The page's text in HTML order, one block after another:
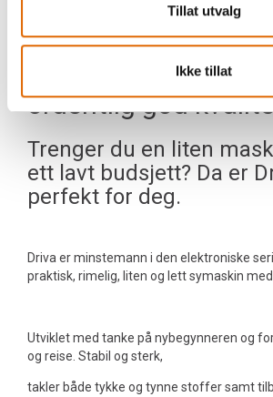
Tillat utvalg
Ikke tillat
En liten og lett
ordentlig god
Trenger du en liten
ett lavt budsjett? Da er
perfekt for deg.
Driva er minstemann i den elektroniske
praktisk, rimelig, liten og lett symaskin
Utviklet med tanke på nybegynneren og
og reise. Stabil og sterk,
takler både tykke og tynne stoffer samt